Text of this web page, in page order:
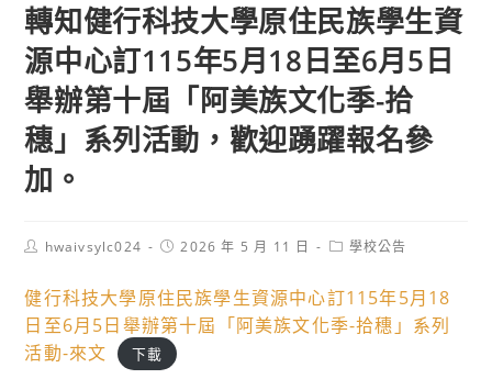
轉知健行科技大學原住民族學生資
源中心訂115年5月18日至6月5日
舉辦第十屆「阿美族文化季-拾
穗」系列活動，歡迎踴躍報名參
加。
Posthwaivsylc024
Post2026 年 5 月 11 日
Post學校公告
健行科技大學原住民族學生資源中心訂115年5月18
日至6月5日舉辦第十屆「阿美族文化季-拾穗」系列
活動-來文
下載